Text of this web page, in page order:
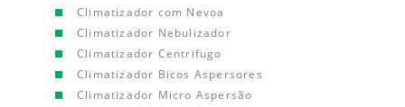
Climatizador com Nevoa
Climatizador Nebulizador
Climatizador Centrifugo
Climatizador Bicos Aspersores
Climatizador Micro Aspersão